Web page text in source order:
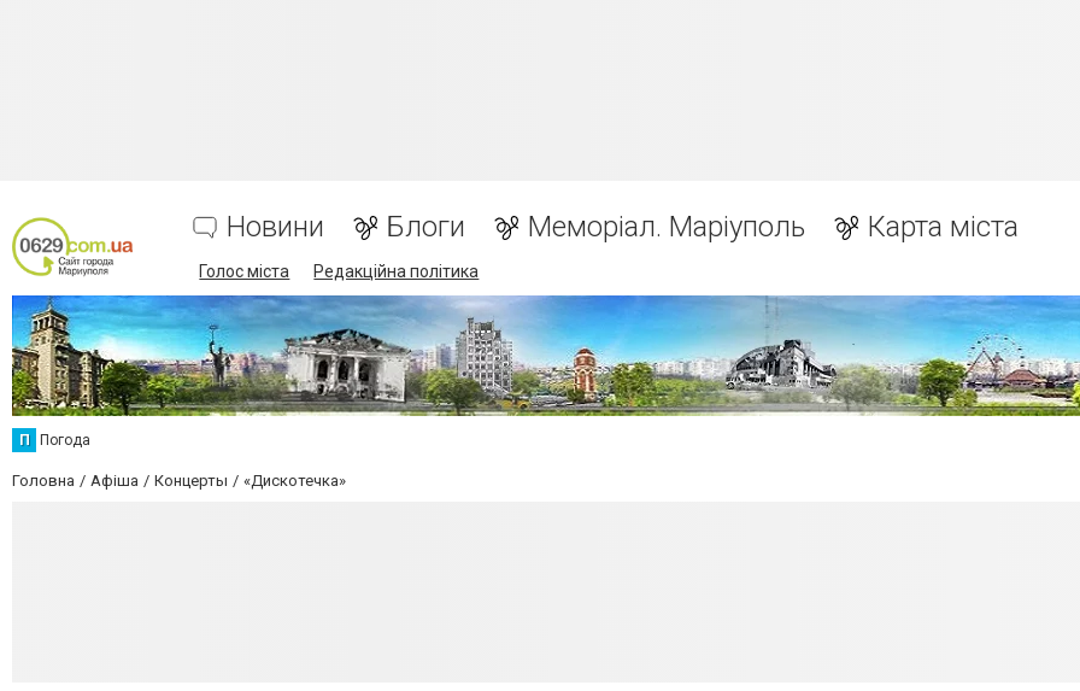
Новини Блоги Меморіал. Маріуполь Карта міста
Голос міста Редакційна політика
П Погода
Головна Афіша Концерты «Дискотечка»